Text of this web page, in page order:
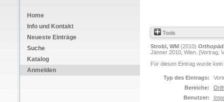
Home
Info und Kontakt
Neueste Einträge
Suche
Katalog
Anmelden
Tools
Strobl, WM (2010)
Jänner 2010, Wien. [Vortrag,
Für diesen Eintrag wurde
Typ des Eintrags:
Bereiche:
Benutzer: